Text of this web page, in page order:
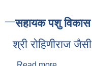
सहायक पशु
श्री रोहिणीराज जैसी